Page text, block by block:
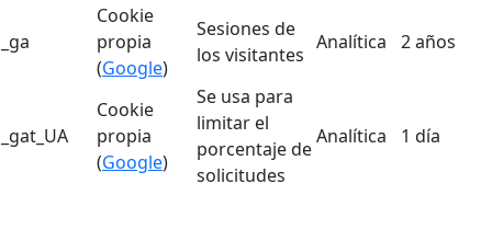
_ga
Cookie
propia
(Google)
Sesiones de
los visitantes
Analítica 2 años
_gat_UA
Cookie
propia
(Google)
Se usa para
limitar el
porcentaje de
solicitudes
Analítica 1 día